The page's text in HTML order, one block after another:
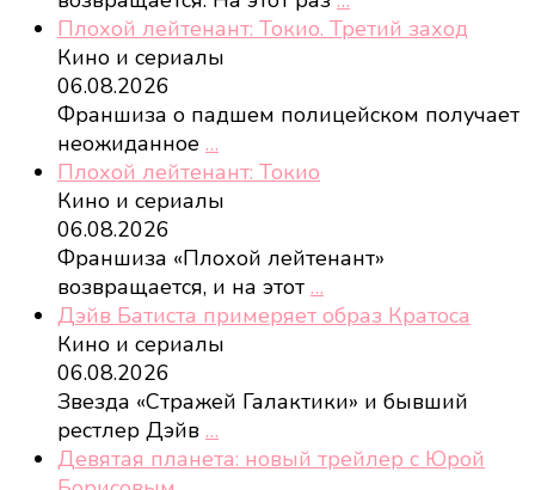
Плохой лейтенант: Токио. Третий заход
Кино и сериалы
06.08.2026
Франшиза о падшем полицейском получает
неожиданное …
Плохой лейтенант: Токио
Кино и сериалы
06.08.2026
Франшиза «Плохой лейтенант»
возвращается, и на этот …
Дэйв Батиста примеряет образ Кратоса
Кино и сериалы
06.08.2026
Звезда «Стражей Галактики» и бывший
рестлер Дэйв …
Девятая планета: новый трейлер с Юрой